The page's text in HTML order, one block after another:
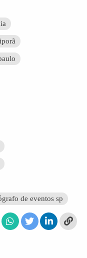
de eventos sp